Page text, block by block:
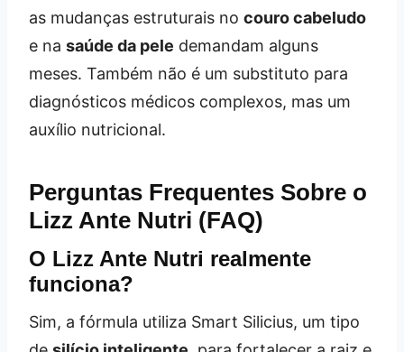
as mudanças estruturais no couro cabeludo
e na saúde da pele demandam alguns
meses. Também não é um substituto para
diagnósticos médicos complexos, mas um
auxílio nutricional.
Perguntas Frequentes Sobre o
Lizz Ante Nutri (FAQ)
O Lizz Ante Nutri realmente
funciona?
Sim, a fórmula utiliza Smart Silicius, um tipo